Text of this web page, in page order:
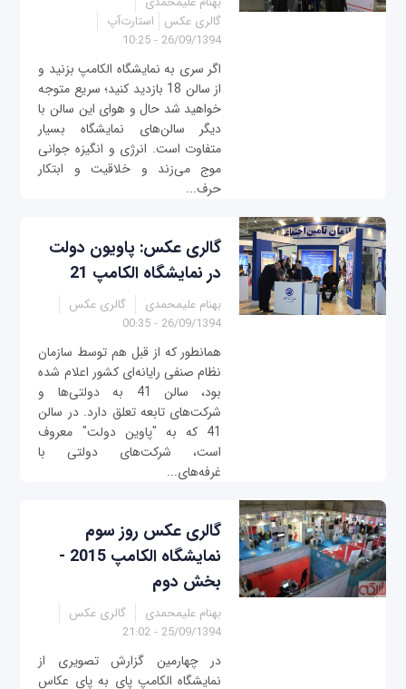
گالری عکس
استارت‌آپ
26/09/1394 - 10:25
اگر سری به نمایشگاه الکامپ بزنید و
از سالن 18 بازدید کنید؛ سریع متوجه
خواهید شد حال و هوای این سالن با
دیگر سالن‌های نمایشگاه بسیار
متفاوت است. انرژی و انگیزه جوانی
موج می‌زند و خلاقیت و ابتکار
حرف...
گالری عکس: پاویون دولت
در نمایشگاه الکامپ 21
بهنام علیمحمدی
گالری عکس
26/09/1394 - 00:35
همانطور که از قبل هم توسط سازمان
نظام صنفی رایانه‌ای کشور اعلام شده
بود، سالن 41 به دولتی‌ها و
شرکت‌های تابعه تعلق دارد. در سالن
41 که به "پاوین دولت" معروف
است، شرکت‌‌های دولتی با
غرفه‌های...
گالری عکس روز سوم
نمایشگاه الکامپ 2015 -
بخش دوم
بهنام علیمحمدی
گالری عکس
25/09/1394 - 21:02
در چهارمین گزارش تصویری از
نمایشگاه الکامپ پای به پای عکاس